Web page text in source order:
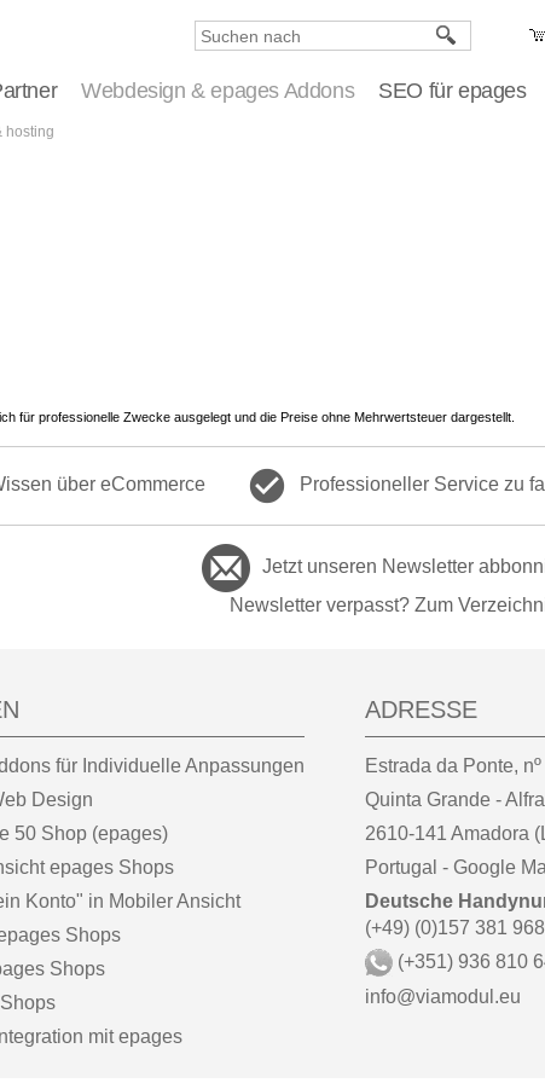
Webdesign & epages Addons SEO für epages
hosting
für professionelle Zwecke ausgelegt und die Preise ohne Mehrwertsteuer dargestellt.
über eCommerce check_circle Professioneller Service zu
Jetzt unseren Newsletter
Newsletter verpasst? Zum
für Individuelle Anpassungen
Design
50 Shop (epages)
epages Shops
Konto" in Mobiler Ansicht
Shops
Shops
mit epages
ADRESSE
Estrada da Ponte, nº
Quinta Grande -
2610-141 Amadora
Portugal - Google
Deutsche
(+49) (0)157 381
(+351) 936 810
info@viamodul.eu